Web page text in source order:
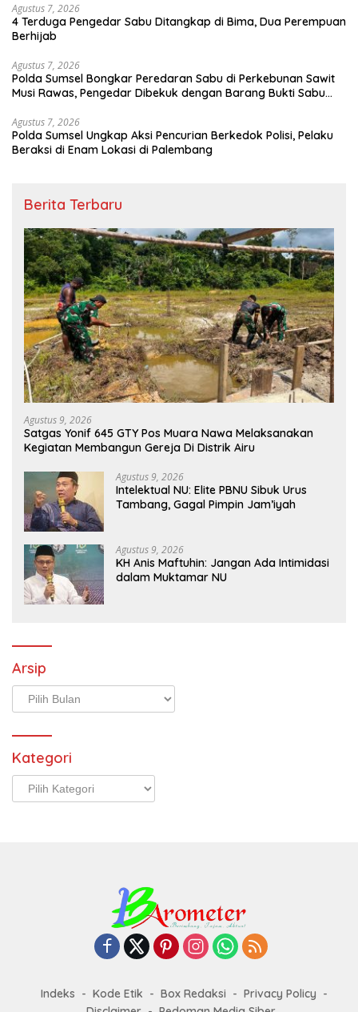
Agustus 7, 2026
4 Terduga Pengedar Sabu Ditangkap di Bima, Dua Perempuan
Berhijab
Agustus 7, 2026
Polda Sumsel Bongkar Peredaran Sabu di Perkebunan Sawit
Musi Rawas, Pengedar Dibekuk dengan Barang Bukti Sabu
Agustus 7, 2026
Polda Sumsel Ungkap Aksi Pencurian Berkedok Polisi, Pelaku
Beraksi di Enam Lokasi di Palembang
Berita Terbaru
Agustus 9, 2026
Satgas Yonif 645 GTY Pos Muara Nawa Melaksanakan
Kegiatan Membangun Gereja Di Distrik Airu
Agustus 9, 2026
Intelektual NU: Elite PBNU Sibuk Urus
Tambang, Gagal Pimpin Jam’iyah
Agustus 9, 2026
KH Anis Maftuhin: Jangan Ada Intimidasi
dalam Muktamar NU
Arsip
Arsip
Kategori
Kategori
Indeks Kode Etik Box Redaksi
Privacy Policy